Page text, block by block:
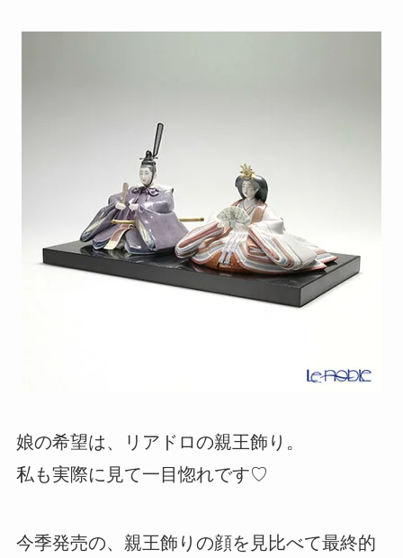
娘の希望は、リアドロの親王飾り。
私も実際に見て一目惚れです♡
今季発売の、親王飾りの顔を見比べて最終的